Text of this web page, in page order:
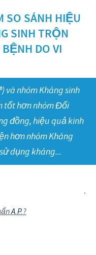
người và vật nuôi
sự khoa học
SO SÁNH HIỆU
SINH TRỘN
DO VI
và nhóm Kháng sinh
tốt hơn nhóm Đối
đồng, hiệu quả kinh
hơn nhóm Kháng
dụng kháng...
.
A.P.?